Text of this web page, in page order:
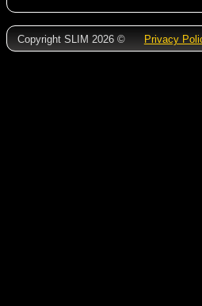
Copyright SLIM 2026 © Privacy